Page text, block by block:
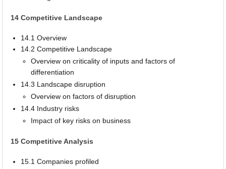
14 Competitive Landscape
14.1 Overview
14.2 Competitive Landscape
Overview on criticality of inputs and factors of
differentiation
14.3 Landscape disruption
Overview on factors of disruption
14.4 Industry risks
Impact of key risks on business
15 Competitive Analysis
15.1 Companies profiled